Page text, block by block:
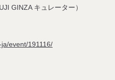
GINZA キュレーター）
event/191116/